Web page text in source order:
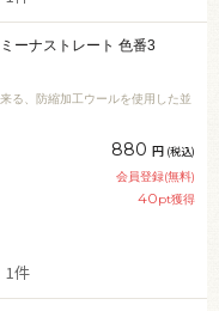
ーナストレート 色番3
る、防縮加工ウールを使用した並
880 円 (税込)
会員登録(無料)
40pt獲得
1件